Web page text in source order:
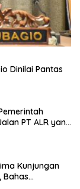
Dinilai Pantas
PT ALR yang
Kunjungan
Bahas